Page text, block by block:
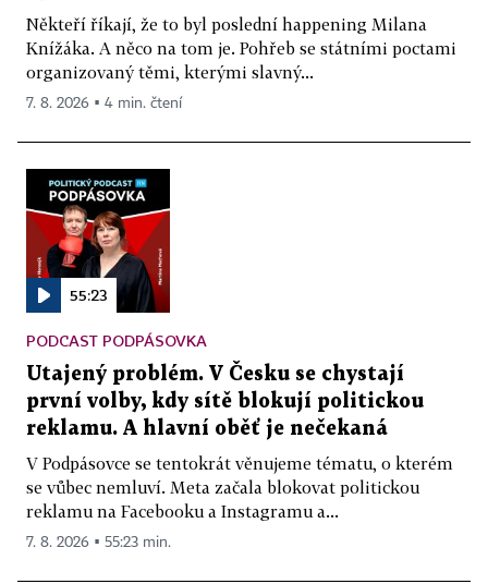
Někteří říkají, že to byl poslední happening Milana
Knížáka. A něco na tom je. Pohřeb se státními poctami
organizovaný těmi, kterými slavný...
7. 8. 2026 ▪ 4 min. čtení
55:23
PODCAST PODPÁSOVKA
Utajený problém. V Česku se chystají
první volby, kdy sítě blokují politickou
reklamu. A hlavní oběť je nečekaná
V Podpásovce se tentokrát věnujeme tématu, o kterém
se vůbec nemluví. Meta začala blokovat politickou
reklamu na Facebooku a Instagramu a...
7. 8. 2026 ▪ 55:23 min.